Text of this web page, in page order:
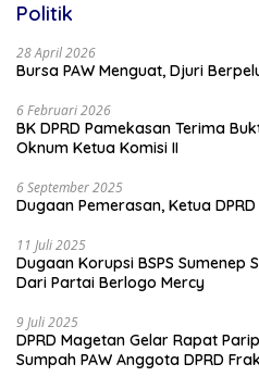
Politik
28 April 2026
Bursa PAW Menguat, Djuri
6 Februari 2026
BK DPRD Pamekasan Terima
Oknum Ketua Komisi II
6 September 2025
Dugaan Pemerasan, Ketua
11 Juli 2025
Dugaan Korupsi BSPS Sumenep
Dari Partai Berlogo Mercy
9 Juli 2025
DPRD Magetan Gelar Rapat
Sumpah PAW Anggota DPRD